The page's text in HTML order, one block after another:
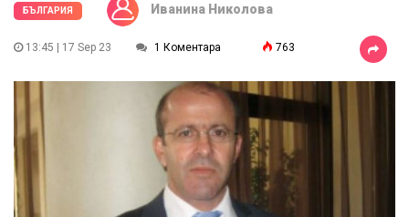
БЪЛГАРИЯ Иванина Николова
13:45 | 17 Sep 23 1 Коментара 763